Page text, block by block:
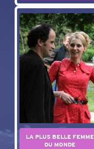
LA PLUS BELLE FEMME
DU MONDE